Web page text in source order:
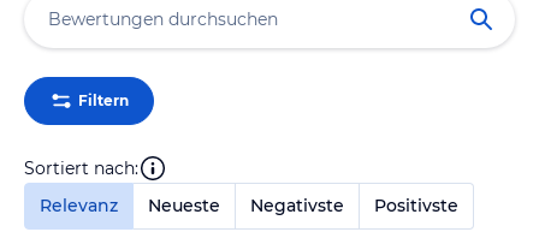
Filtern
Sortiert nach:
Relevanz
Neueste Negativste Positivste